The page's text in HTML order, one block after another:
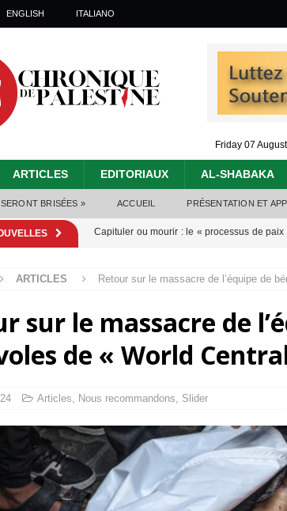
ENGLISH ITALIANO
Friday 07
ARTICLES EDITORIAUX AL-SHABAKA
BRISÉES » ACCUEIL PRÉSENTATION ET
Capituler ou mourir : le « processus de
Mille jours de génocide : l’histoire de Gaza
Les Israéliens effacent les preuves du
Alors que Trump annonce un « accord de
tueries[ 4 août 2026 ]
Gaza : les Israéliens bombardent des
ARTICLES Retour sur le massacre de l’équipe de
sur le massacre de
de « World
Articles, Nous recommandons, Slider